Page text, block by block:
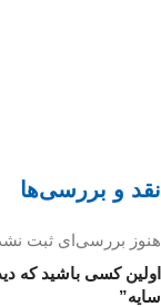
نقد و بررسی‌ها
هنوز بررسی‌ای ثبت
اولین کسی باشید که
سایه”